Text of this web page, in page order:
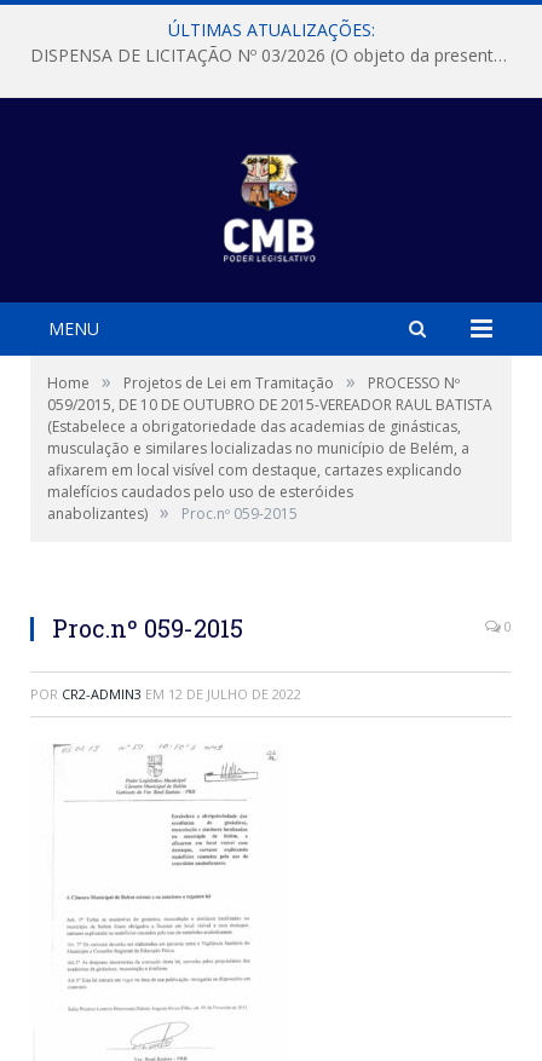
ÚLTIMAS ATUALIZAÇÕES:
DISPENSA DE LICITAÇÃO Nº 03/2026 (O objeto da presente dispensa é a escolha da proposta mais vantajosa para a aquisição, de aparelhos de ar condicionado, tipo Split, com material de instalação e fogão industrial, conforme condições, quantidades e exigências estabelecidas no termo de referencia e neste aviso de contratação direta e seus anexos)
MENU
Home » Projetos de Lei em Tramitação »
PROCESSO Nº
059/2015, DE 10 DE OUTUBRO DE 2015-VEREADOR RAUL BATISTA
(Estabelece a obrigatoriedade das academias de ginásticas,
musculação e similares locializadas no município de Belém, a
afixarem em local visível com destaque, cartazes explicando
malefícios caudados pelo uso de esteróides
anabolizantes) » Proc.nº 059-2015
Proc.nº 059-2015 0
POR CR2-ADMIN3 EM 12 DE JULHO DE 2022